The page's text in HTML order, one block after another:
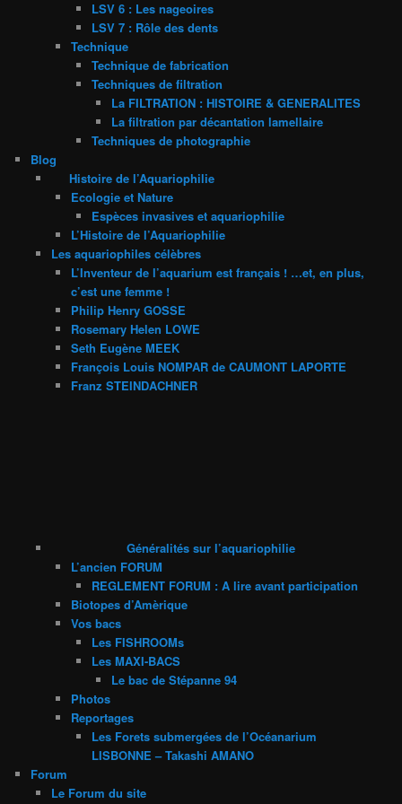
LSV 6 : Les nageoires
LSV 7 : Rôle des dents
Technique
Technique de fabrication
Techniques de filtration
La FILTRATION : HISTOIRE & GENERALITES
La filtration par décantation lamellaire
Techniques de photographie
Blog
Histoire de l’Aquariophilie
Ecologie et Nature
Espèces invasives et aquariophilie
L’Histoire de l’Aquariophilie
Les aquariophiles célèbres
L’Inventeur de l’aquarium est français ! …et, en plus,
c’est une femme !
Philip Henry GOSSE
Rosemary Helen LOWE
Seth Eugène MEEK
François Louis NOMPAR de CAUMONT LAPORTE
Franz STEINDACHNER
Généralités sur l’aquariophilie
L’ancien FORUM
REGLEMENT FORUM : A lire avant participation
Biotopes d’Amèrique
Vos bacs
Les FISHROOMs
Les MAXI-BACS
Le bac de Stépanne 94
Photos
Reportages
Les Forets submergées de l’Océanarium
LISBONNE – Takashi AMANO
Forum
Le Forum du site